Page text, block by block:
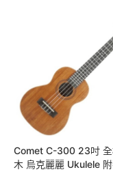
Comet C-300 23吋
木 烏克麗麗 Ukulele